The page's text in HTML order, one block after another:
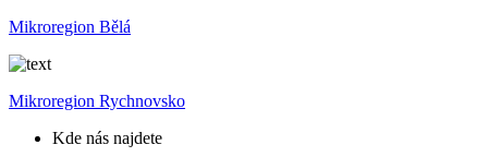
Mikroregion Bělá
Mikroregion Rychnovsko
Kde nás najdete